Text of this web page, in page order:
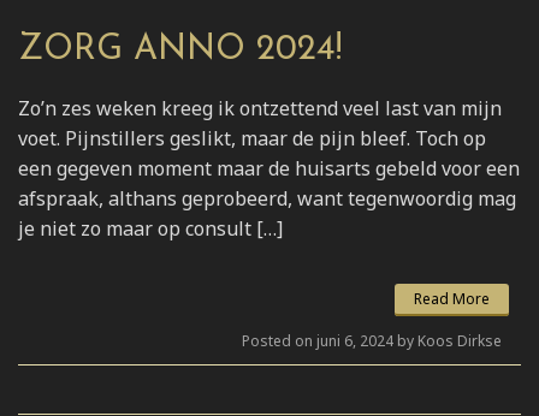
ZORG ANNO 2024!
Zo’n zes weken kreeg ik ontzettend veel last van mijn
voet. Pijnstillers geslikt, maar de pijn bleef. Toch op
een gegeven moment maar de huisarts gebeld voor een
afspraak, althans geprobeerd, want tegenwoordig mag
je niet zo maar op consult […]
Read More
Posted on juni 6, 2024 by Koos Dirkse